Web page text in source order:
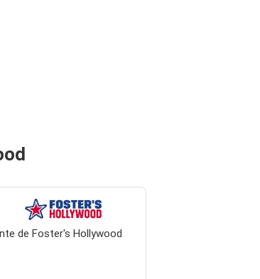
de Foster's Hollywood